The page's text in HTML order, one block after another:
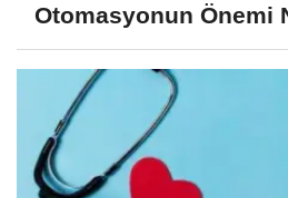
Otomasyonun Önemi